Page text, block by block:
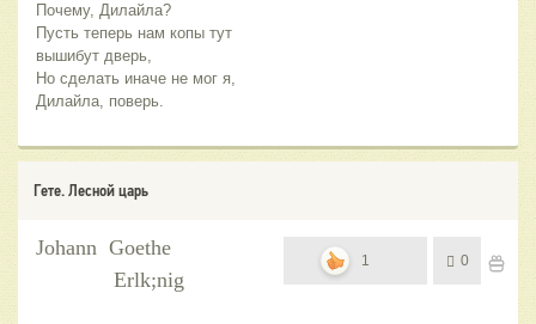
Почему, Дилайла?
Пусть теперь нам копы тут
вышибут дверь,
Но сделать иначе не мог я,
Дилайла, поверь.
Гете. Лесной царь
Johann Goethe
Erlk;nig
1 0